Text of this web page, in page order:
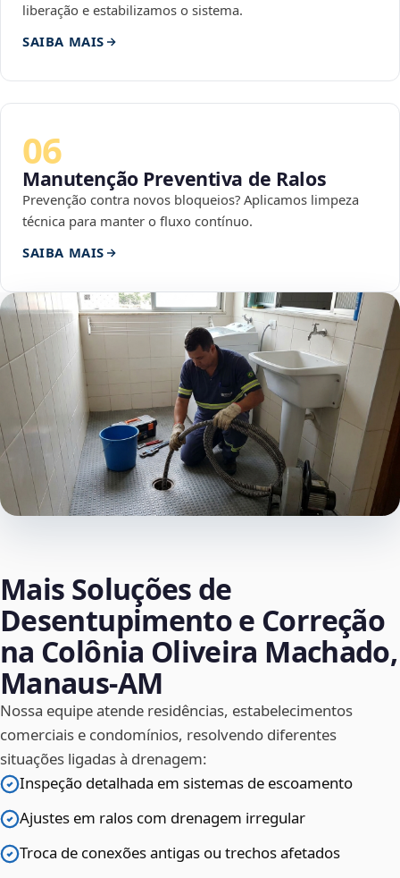
liberação e estabilizamos o sistema.
SAIBA MAIS
06
Manutenção Preventiva de Ralos
Prevenção contra novos bloqueios? Aplicamos limpeza
técnica para manter o fluxo contínuo.
SAIBA MAIS
Mais Soluções de
Desentupimento e Correção
na Colônia Oliveira Machado,
Manaus‑AM
Nossa equipe atende residências, estabelecimentos
comerciais e condomínios, resolvendo diferentes
situações ligadas à drenagem:
Inspeção detalhada em sistemas de escoamento
Ajustes em ralos com drenagem irregular
Troca de conexões antigas ou trechos afetados